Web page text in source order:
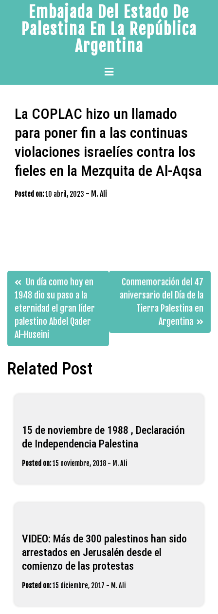
content
Embajada Del Estado De
Palestina En La República
Argentina
Primary
Menu
La COPLAC hizo un llamado
para poner fin a las continuas
violaciones israelíes contra los
fieles en la Mezquita de Al-Aqsa
Posted on:10 abril, 2023 - M. Ali
Navegación
de
entradas
Un día como hoy en
1948 dio su paso a la
eternidad el gran líder
palestino Abdel Qader
Al-Huseini
Conmemoración del 47
aniversario del Día de la
Tierra Palestina en
Argentina
Related Post
15 de noviembre de 1988 , Declaración
de Independencia Palestina
Posted on:15 noviembre, 2018 - M. Ali
VIDEO: Más de 300 palestinos han sido
arrestados en Jerusalén desde el
comienzo de las protestas
Posted on:15 diciembre, 2017 - M. Ali